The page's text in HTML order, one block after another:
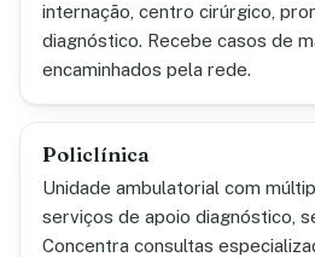
internação, centro cirúrgico,
diagnóstico. Recebe casos de
encaminhados pela rede.
Policlínica
Unidade ambulatorial com
serviços de apoio diagnóstico,
Concentra consultas